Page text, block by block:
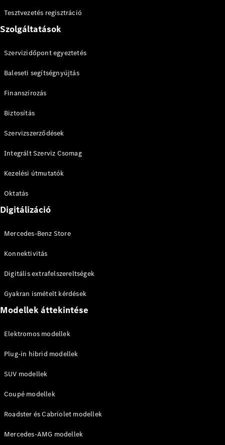
Tesztvezetés regisztráció
Szolgáltatások
Szervizidőpont egyeztetés
Baleseti segítségnyújtás
Finanszírozás
Biztosítás
Szervizszerződések
Integrált Szerviz Csomag
Kezelési útmutatók
Oktatás
Digitálizáció
Mercedes-Benz Store
Konnektivitás
Digitális extrafelszereltségek
Gyakran ismételt kérdések
Modellek áttekintése
Elektromos modellek
Plug-in hibrid modellek
SUV modellek
Coupé modellek
Roadster és Cabriolet modellek
Mercedes-AMG modellek